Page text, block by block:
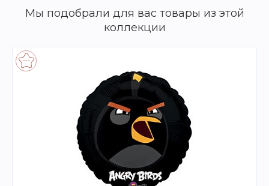
Мы подобрали для вас товары из этой
коллекции